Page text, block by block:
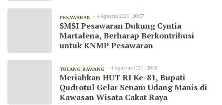
PESAWARAN 4 Agustus 2026 | 20:57
SMSI Pesawaran Dukung Cyntia
Martalena, Berharap Berkontribusi
untuk KNMP Pesawaran
TULANG BAWANG 4 Agustus 2026 | 20:51
Meriahkan HUT RI Ke-81, Bupati
Qudrotul Gelar Senam Udang Manis di
Kawasan Wisata Cakat Raya